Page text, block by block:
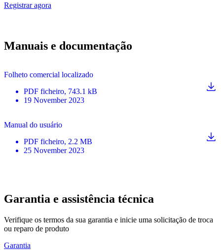
Registrar agora
Manuais e documentação
Folheto comercial localizado
PDF ficheiro, 743.1 kB
19 November 2023
Manual do usuário
PDF ficheiro, 2.2 MB
25 November 2023
Garantia e assistência técnica
Verifique os termos da sua garantia e inicie uma solicitação de troca
ou reparo de produto
Garantia